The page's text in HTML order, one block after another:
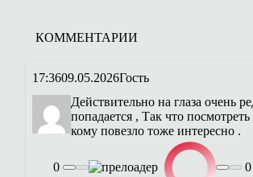
КОММЕНТАРИИ
17:3609.05.2026Гость
Действительно на глаза очень
попадается , Так что посмотреть
кому повезло тоже интересно .
0 0